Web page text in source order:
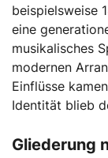
beispielsweise
eine
musikalisches
modernen
Einflüsse
Identität blieb
Gliederung